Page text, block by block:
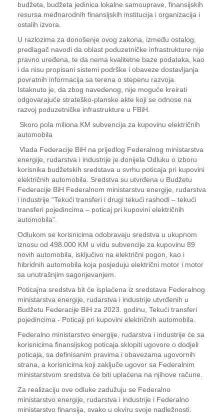
budžeta, budžeta jedinica lokalne samouprave, finansijskih
resursa međnarodnih finansijskih institucija i organizacija i
ostalih izvora.
U razlozima za donošenje ovog zakona, između ostalog,
predlagač navodi da oblast poduzetničke infrastrukture nije
pravno uređena, te da nema kvalitetne baze podataka, kao
i da nisu propisani sistemi podrške i obaveze dostavljanja
povratnih informacija sa terena o stepenu razvoja.
Istaknuto je, da zbog navedenog, nije moguće kreirati
odgovarajuće strateško-planske akte koji se odnose na
razvoj poduzetničke infrastrukture u FBiH.
Skoro pola miliona KM subvencija za kupovinu električnih
automobila
Vlada Federacije BiH na prijedlog Federalnog ministarstva
energije, rudarstva i industrije je donijela Odluku o izboru
korisnika budžetskih sredstava u svrhu poticaja pri kupovini
električnih automobila. Sredstva su utvrđena u Budžetu
Federacije BiH Federalnom ministarstvu energije, rudarstva
i industrije “Tekući transferi i drugi tekući rashodi – tekući
transferi pojedincima – poticaj pri kupovini električnih
automobila”.
Odlukom se korisnicima odobravaju sredstva u ukupnom
iznosu od 498.000 KM u vidu subvencije za kupovinu 89
novih automobila, isključivo na električni pogon, kao i
hibridnih automobila koja posjeduju električni motor i motor
sa unutrašnjim sagorijevanjem.
Poticajna sredstva bit će isplaćena iz sredstava Federalnog
ministarstva energije, rudarstva i industrije utvrđenih u
Budžetu Federacije BiH za 2023. godinu, Tekući transferi
pojedincima - Poticaji pri kupovini električnih automobila.
Federalno ministarstvo energije, rudarstva i industrije će sa
korisnicima finansijskog poticaja sklopiti ugovore o dodjeli
poticaja, sa definisanim pravima i obavezama ugovornih
strana, a korisnicima koji zaključe ugovor sa Federalnim
ministarstvom sredstva će biti uplaćena na njihove račune.
Za realizaciju ove odluke zadužuju se Federalno
ministarstvo energije, rudarstva i industrije i Federalno
ministarstvo finansija, svako u okviru svoje nadležnosti.